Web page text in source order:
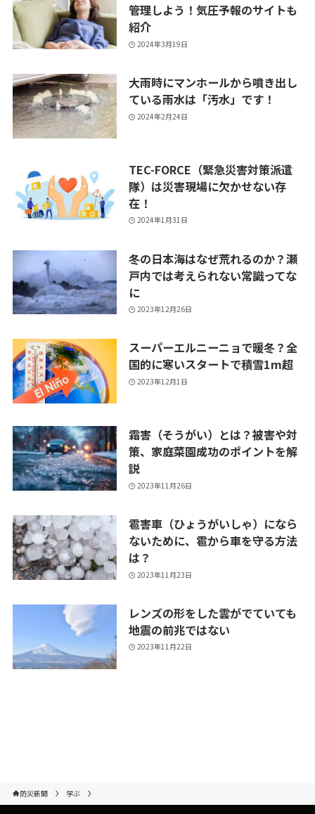
管理しよう！気圧予報のサイトも
紹介
2024年3月19日
大雨時にマンホールから噴き出し
ている雨水は「汚水」です！
2024年2月24日
TEC-FORCE（緊急災害対策派遣
隊）は災害現場に欠かせない存
在！
2024年1月31日
冬の日本海はなぜ荒れるのか？瀬
戸内では考えられない常識ってな
に
2023年12月26日
スーパーエルニーニョで暖冬？全
国的に寒いスタートで積雪1m超
2023年12月1日
霜害（そうがい）とは？被害や対
策、家庭菜園成功のポイントを解
説
2023年11月26日
雹害車（ひょうがいしゃ）になら
ないために、雹から車を守る方法
は？
2023年11月23日
レンズの形をした雲がでていても
地震の前兆ではない
2023年11月22日
防災新聞 学ぶ